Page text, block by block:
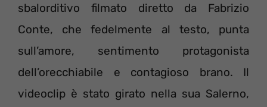
sbalorditivo filmato diretto da Fabrizio
Conte, che fedelmente al testo, punta
sull’amore, sentimento protagonista
dell’orecchiabile e contagioso brano. Il
videoclip è stato girato nella sua Salerno,